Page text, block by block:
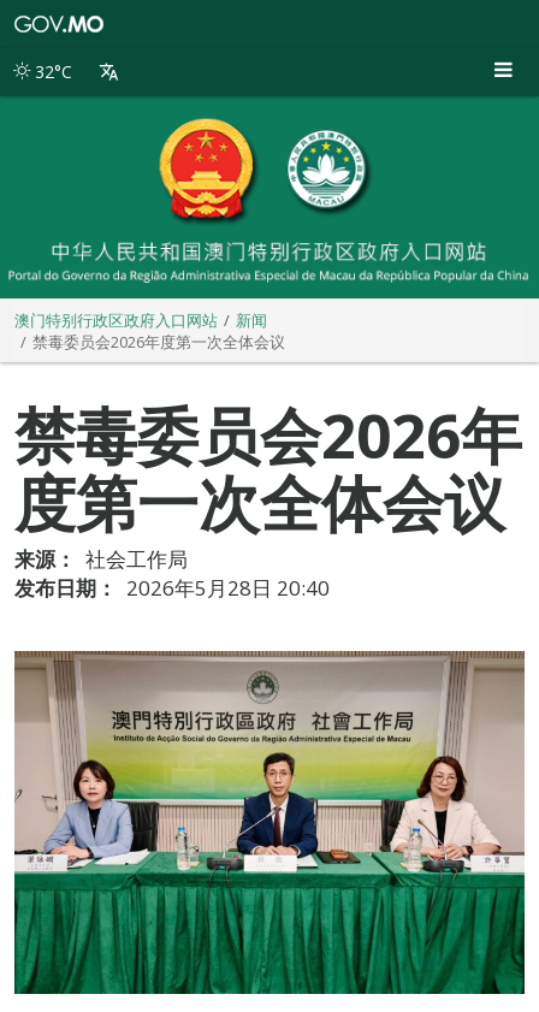
别
32°C
澳门特别行政区政府入口网站
新闻
禁毒委员会2026年度第一次全体会议
禁毒委员会2026年
度第一次全体会议
来源：
社会工作局
发布日期：
2026年5月28日 20:40